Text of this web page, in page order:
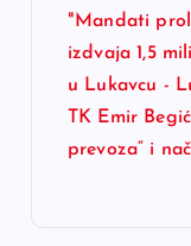
"Mandati
izdvaja 1,5
u Lukavcu -
TK Emir
prevoza“ i